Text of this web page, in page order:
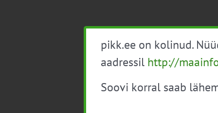
pikk.ee on kolinud.
aadressil http://
Soovi korral saab